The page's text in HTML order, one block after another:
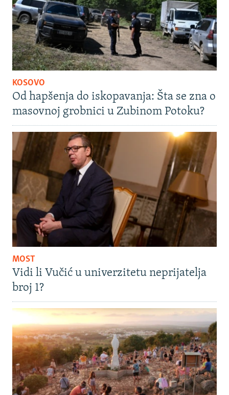
KOSOVO
Od hapšenja do iskopavanja: Šta se zna o
masovnoj grobnici u Zubinom Potoku?
MOST
Vidi li Vučić u univerzitetu neprijatelja
broj 1?